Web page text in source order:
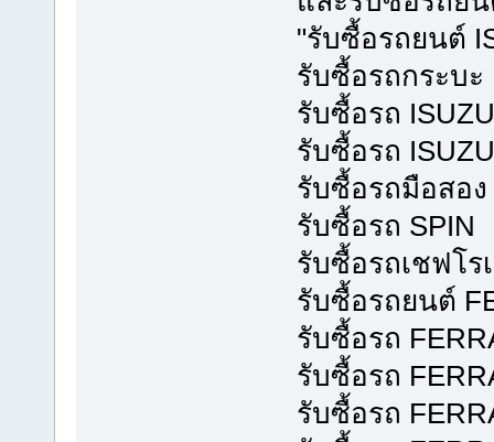
"รับซื้อรถยนต์
รับซื้อรถกระบะ
รับซื้อรถ
รับซื้อรถ
รับซื้อรถมือสอง
รับซื้อรถ SPIN
รับซื้อรถเชฟโร
รับซื้อรถยนต์
รับซื้อรถ
รับซื้อรถ
รับซื้อรถ